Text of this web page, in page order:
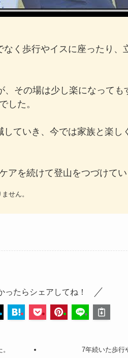
く歩行やイスに座ったり、
その場は少し楽になっても
した。
ていき、今では家族と楽し
アを続けて登山をつづけてい
せん。
ったらシェアしてね！
7年続いた歩行